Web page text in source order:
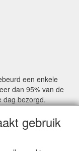
een enkele
dan 95% van de
dag bezorgd.
by
gebruik